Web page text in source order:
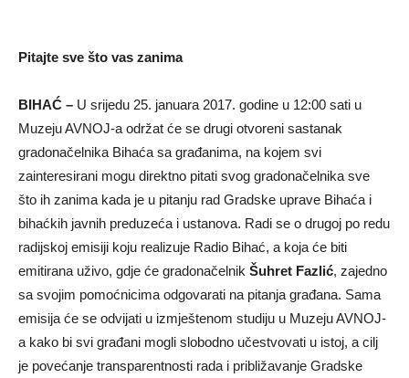
Pitajte sve što vas zanima
BIHAĆ – U srijedu 25. januara 2017. godine u 12:00 sati u
Muzeju AVNOJ-a održat će se drugi otvoreni sastanak
gradonačelnika Bihaća sa građanima, na kojem svi
zainteresirani mogu direktno pitati svog gradonačelnika sve
što ih zanima kada je u pitanju rad Gradske uprave Bihaća i
bihaćkih javnih preduzeća i ustanova. Radi se o drugoj po redu
radijskoj emisiji koju realizuje Radio Bihać, a koja će biti
emitirana uživo, gdje će gradonačelnik Šuhret Fazlić, zajedno
sa svojim pomoćnicima odgovarati na pitanja građana. Sama
emisija će se odvijati u izmještenom studiju u Muzeju AVNOJ-
a kako bi svi građani mogli slobodno učestvovati u istoj, a cilj
je povećanje transparentnosti rada i približavanje Gradske